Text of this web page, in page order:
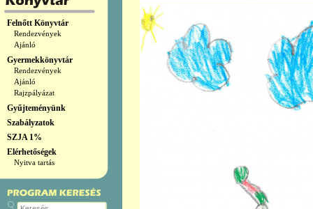
Felnőtt Könyvtár
Rendezvények
Ajánló
Gyermekkönyvtár
Rendezvények
Ajánló
Rajzpályázat
Gyűjteményünk
Szabályzatok
SZJA 1%
Elérhetőségek
Nyitva tartás